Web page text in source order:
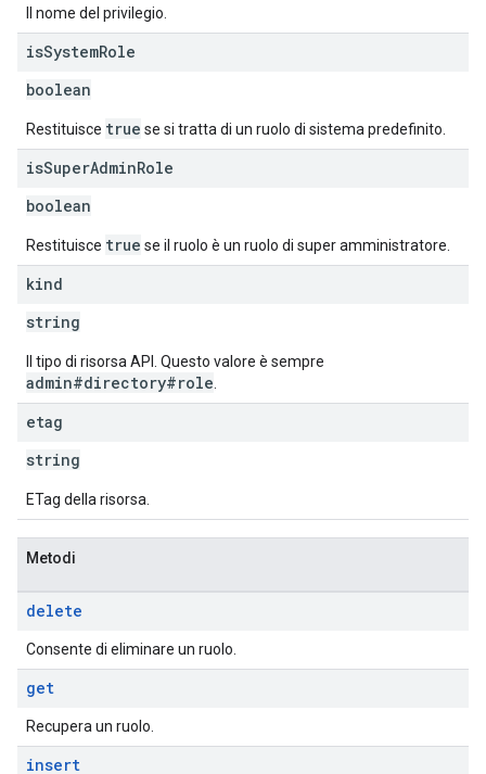
Il nome del privilegio.
isSystemRole
boolean
Restituisce true se si tratta di un ruolo di sistema predefinito.
isSuperAdminRole
boolean
Restituisce true se il ruolo è un ruolo di super amministratore.
kind
string
Il tipo di risorsa API. Questo valore è sempre
admin#directory#role
etag
string
ETag della risorsa.
Metodi
delete
Consente di eliminare un ruolo.
get
Recupera un ruolo.
insert